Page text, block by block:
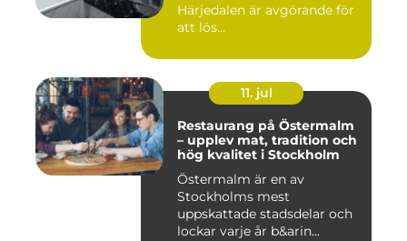
Härjedalen är avgörande för
att lös...
11. jul
Restaurang på Östermalm
– upplev mat, tradition och
hög kvalitet i Stockholm
Östermalm är en av
Stockholms mest
uppskattade stadsdelar och
lockar varje år b&arin...